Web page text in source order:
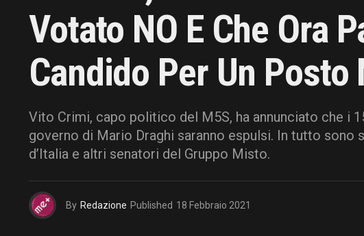
Votato NO E Che Ora
Candido Per Un Posto
Vito Crimi, capo politico del M5S, ha annunciato che i
governo di Mario Draghi saranno espulsi. In tutto
d’Italia e altri senatori del Gruppo Misto.
By Redazione Published 18 Febbraio 2021